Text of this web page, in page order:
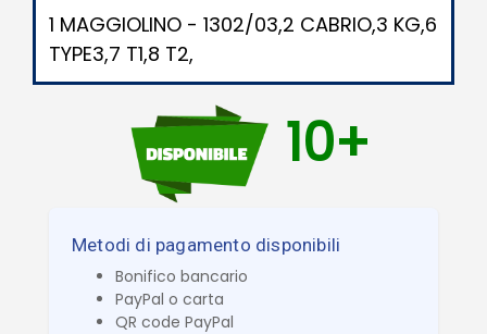
1 MAGGIOLINO - 1302/03,2 CABRIO,3 KG,6
TYPE3,7 T1,8 T2,
10+
Metodi di pagamento disponibili
Bonifico bancario
PayPal o carta
QR code PayPal